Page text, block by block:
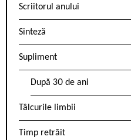
Scriitorul anului
Sinteză
Supliment
După 30 de ani
Tâlcurile limbii
Timp retrăit